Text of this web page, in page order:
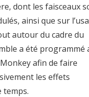
dont les faisceaux
ainsi que sur
autour du cadre du
a été programmé
afin de faire
les effets
temps.